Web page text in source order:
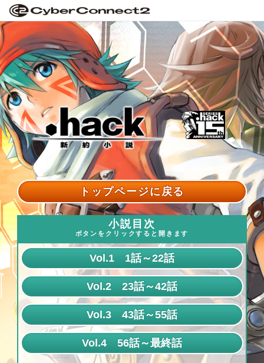
トップページに戻る
小説目次
ボタンをクリックすると開きます
Vol.1 1話～22話
第1話
第2話
第3話
第4話
Vol.2 23話～42話
第23話
第24話
第25話
Vol.3 43話～55話
第43話
第44話
Vol.4 56話～最終話